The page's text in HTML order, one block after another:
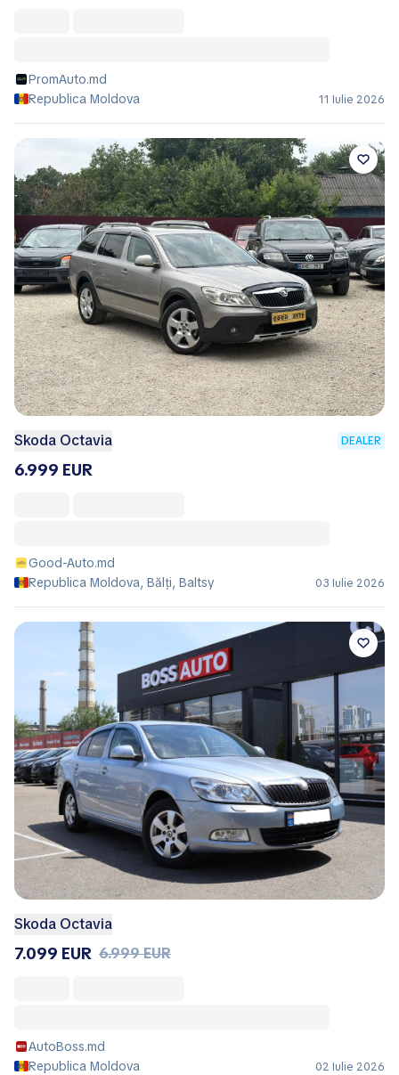
PromAuto.md
Republica Moldova
11 Iulie 2026
Skoda Octavia DEALER
6.999 EUR
Good-Auto.md
Republica Moldova, Bălţi, Baltsy
03 Iulie 2026
Skoda Octavia
7.099 EUR 6.999 EUR
AutoBoss.md
Republica Moldova
02 Iulie 2026